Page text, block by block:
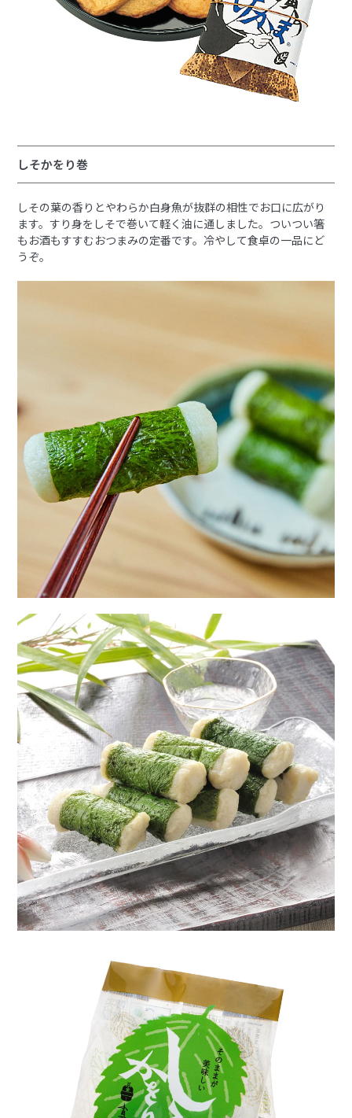
しそかをり巻
しその葉の香りとやわらか白身魚が抜群の相性でお口に広がり
ます。すり身をしそで巻いて軽く油に通しました。ついつい箸
もお酒もすすむおつまみの定番です。冷やして食卓の一品にど
うぞ。